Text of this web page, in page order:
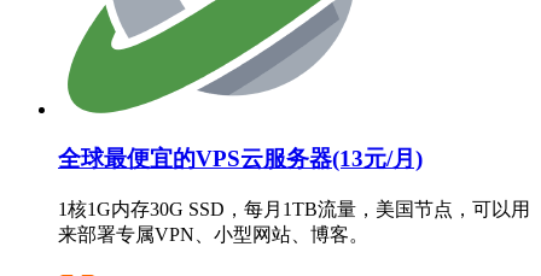
全球最便宜的VPS云服务器(13元/月)
1核1G内存30G SSD，每月1TB流量，美国节点，可以用
来部署专属VPN、小型网站、博客。